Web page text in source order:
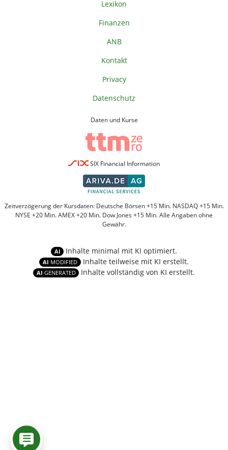
Lexikon
Finanzen
ANB
Kontakt
Privacy
Datenschutz
Daten und Kurse
SIX Financial Information
Zeitverzögerung der Kursdaten: Deutsche Börsen +15 Min. NASDAQ +15 Min.
NYSE +20 Min. AMEX +20 Min. Dow Jones +15 Min. Alle Angaben ohne
Gewähr.
AI Inhalte minimal mit KI optimiert.
AI MODIFIED Inhalte teilweise mit KI erstellt.
AI GENERATED Inhalte vollständig von KI erstellt.